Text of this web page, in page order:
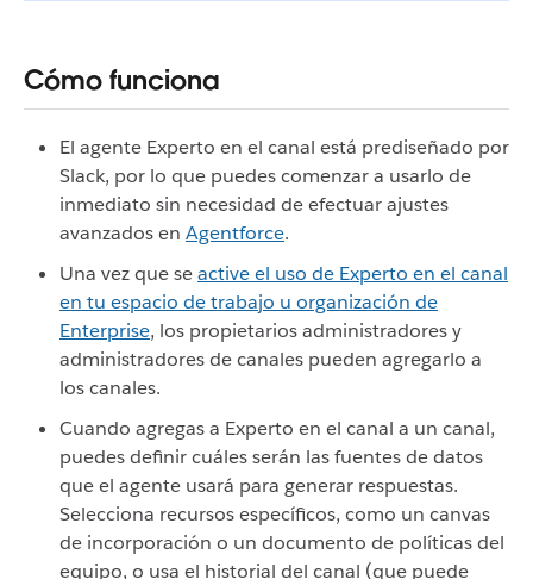
Cómo funciona
El agente Experto en el canal está prediseñado por
Slack, por lo que puedes comenzar a usarlo de
inmediato sin necesidad de efectuar ajustes
avanzados en Agentforce.
Una vez que seactive el uso de Experto en el canal
en tu espacio de trabajo u organización de
Enterprise, los propietarios administradores y
administradores de canales pueden agregarlo a
los canales.
Cuando agregas a Experto en el canal a un canal,
puedes definir cuáles serán las fuentes de datos
que el agente usará para generar respuestas.
Selecciona recursos específicos, como un canvas
de incorporación o un documento de políticas del
equipo, o usa el historial del canal (que puede